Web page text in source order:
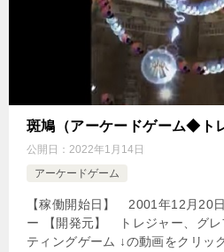
斑鳩（アーケードゲーム◆ト
公開日： 2022年1月14日
アーケードゲーム
【稼働開始日】 2001年12月20
ー 【開発元】 トレジャー、グ
ティングゲーム ↓の動画をクリッ